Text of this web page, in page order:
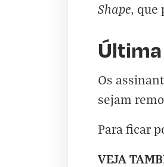
Shape, que
Os
sejam
Para ficar
VEJA